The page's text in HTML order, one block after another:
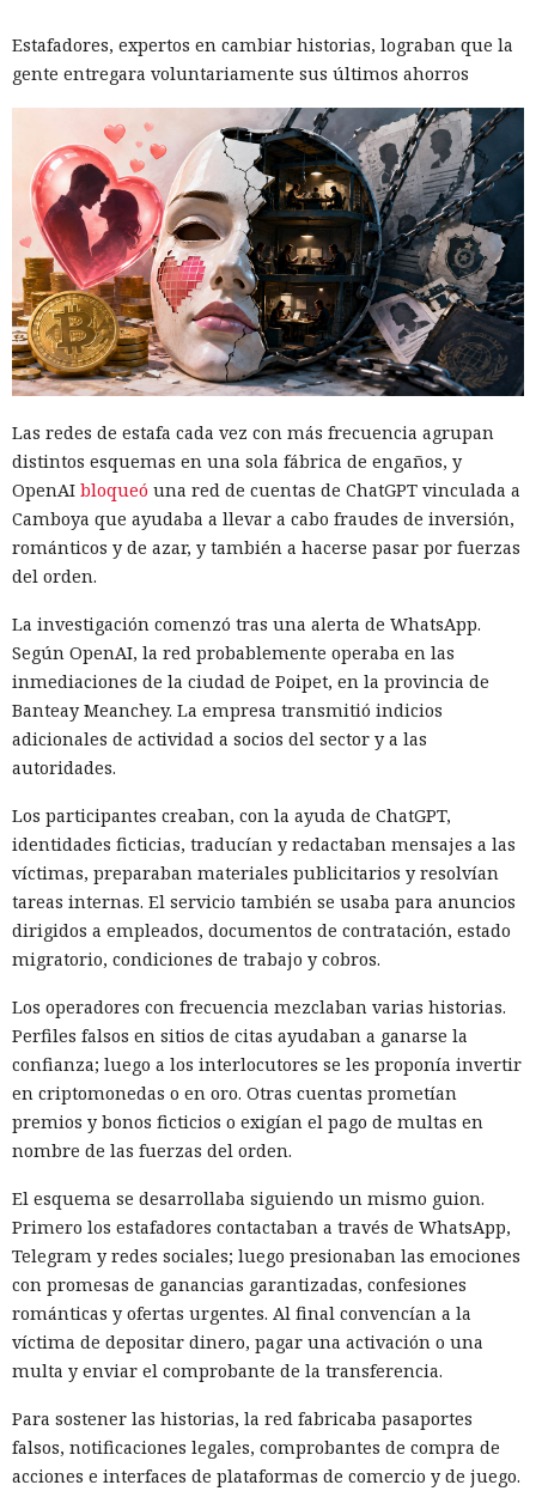
Estafadores, expertos en cambiar historias, lograban que la
gente entregara voluntariamente sus últimos ahorros
Las redes de estafa cada vez con más frecuencia agrupan
distintos esquemas en una sola fábrica de engaños, y
OpenAI bloqueó una red de cuentas de ChatGPT vinculada a
Camboya que ayudaba a llevar a cabo fraudes de inversión,
románticos y de azar, y también a hacerse pasar por fuerzas
del orden.
La investigación comenzó tras una alerta de WhatsApp.
Según OpenAI, la red probablemente operaba en las
inmediaciones de la ciudad de Poipet, en la provincia de
Banteay Meanchey. La empresa transmitió indicios
adicionales de actividad a socios del sector y a las
autoridades.
Los participantes creaban, con la ayuda de ChatGPT,
identidades ficticias, traducían y redactaban mensajes a las
víctimas, preparaban materiales publicitarios y resolvían
tareas internas. El servicio también se usaba para anuncios
dirigidos a empleados, documentos de contratación, estado
migratorio, condiciones de trabajo y cobros.
Los operadores con frecuencia mezclaban varias historias.
Perfiles falsos en sitios de citas ayudaban a ganarse la
confianza; luego a los interlocutores se les proponía invertir
en criptomonedas o en oro. Otras cuentas prometían
premios y bonos ficticios o exigían el pago de multas en
nombre de las fuerzas del orden.
El esquema se desarrollaba siguiendo un mismo guion.
Primero los estafadores contactaban a través de WhatsApp,
Telegram y redes sociales; luego presionaban las emociones
con promesas de ganancias garantizadas, confesiones
románticas y ofertas urgentes. Al final convencían a la
víctima de depositar dinero, pagar una activación o una
multa y enviar el comprobante de la transferencia.
Para sostener las historias, la red fabricaba pasaportes
falsos, notificaciones legales, comprobantes de compra de
acciones e interfaces de plataformas de comercio y de juego.